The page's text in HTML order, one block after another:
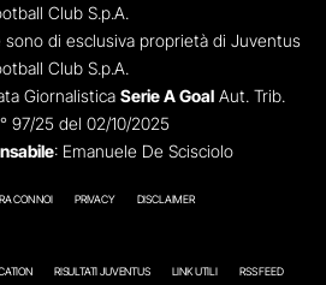
Club S.p.A.
di esclusiva proprietà di Juventus
Club S.p.A.
Giornalistica Serie A GoalAut. Trib.
97/25 del 02/10/2025
: Emanuele De Scisciolo
CON NOI PRIVACY DISCLAIMER
RISULTATI JUVENTUS LINK UTILI RSS FEED